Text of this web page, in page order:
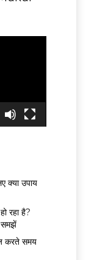
क्या उपाय
रहा है?
करते समय